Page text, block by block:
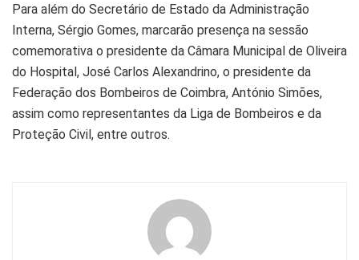
Para além do Secretário de Estado da Administração
Interna, Sérgio Gomes, marcarão presença na sessão
comemorativa o presidente da Câmara Municipal de Oliveira
do Hospital, José Carlos Alexandrino, o presidente da
Federação dos Bombeiros de Coimbra, António Simões,
assim como representantes da Liga de Bombeiros e da
Proteção Civil, entre outros.